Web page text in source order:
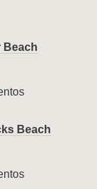
Beach
Beach